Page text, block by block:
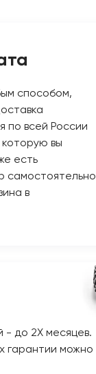
способом,
по всей России
вы
есть
самостоятельно
в
- до 2Х месяцев.
гарантии можно